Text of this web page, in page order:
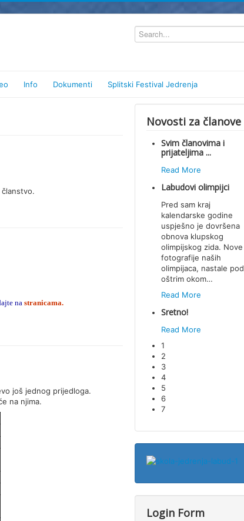
Info Dokumenti Splitski Festival Jedrenja
na stranicama.
još jednog prijedloga.
na njima.
Novosti za članove
Svim članovima i
prijateljima ...
Read More
Labudovi olimpijci
Pred sam kraj
kalendarske godine
uspješno je dovršena
obnova klupskog
olimpijskog zida. Nove
fotografije naših
olimpijaca, nastale pod
oštrim okom…
Read More
Sretno!
Read More
1
2
3
4
5
6
7
Login Form